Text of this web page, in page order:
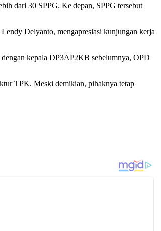
dari 30 SPPG. Ke depan, SPPG tersebut
Delyanto, mengapresiasi kunjungan kerja
kepala DP3AP2KB sebelumnya, OPD
TPK. Meski demikian, pihaknya tetap